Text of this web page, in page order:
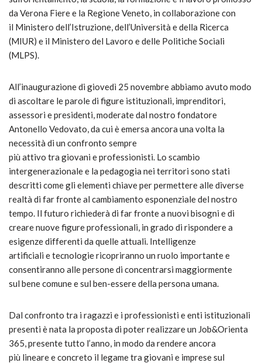
da Verona Fiere e la Regione Veneto, in collaborazione con
il Ministero dell’Istruzione, dell’Università e della Ricerca
(MIUR) e il Ministero del Lavoro e delle Politiche Sociali
(MLPS).
All’inaugurazione di giovedì 25 novembre abbiamo avuto modo
di ascoltare le parole di figure istituzionali, imprenditori,
assessori e presidenti, moderate dal nostro fondatore
Antonello Vedovato, da cui è emersa ancora una volta la
necessità di un confronto sempre
più attivo tra giovani e professionisti. Lo scambio
intergenerazionale e la pedagogia nei territori sono stati
descritti come gli elementi chiave per permettere alle diverse
realtà di far fronte al cambiamento esponenziale del nostro
tempo. Il futuro richiederà di far fronte a nuovi bisogni e di
creare nuove figure professionali, in grado di rispondere a
esigenze differenti da quelle attuali. Intelligenze
artificiali e tecnologie ricopriranno un ruolo importante e
consentiranno alle persone di concentrarsi maggiormente
sul bene comune e sul ben-essere della persona umana.
Dal confronto tra i ragazzi e i professionisti e enti istituzionali
presenti è nata la proposta di poter realizzare un Job&Orienta
365, presente tutto l’anno, in modo da rendere ancora
più lineare e concreto il legame tra giovani e imprese sul